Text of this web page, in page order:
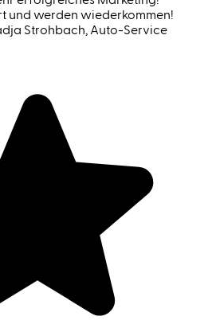
und werden wiederkommen!
Strohbach, Auto-Service